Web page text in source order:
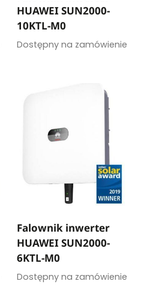
HUAWEI SUN2000-
10KTL-M0
Dostępny na zamówienie
Falownik inwerter
HUAWEI SUN2000-
6KTL-M0
Dostępny na zamówienie